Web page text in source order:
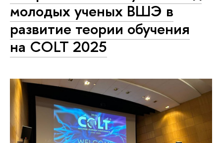
молодых ученых ВШЭ в
развитие теории обучения
на COLT 2025